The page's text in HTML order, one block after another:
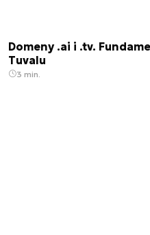
Domeny .ai i .tv.
Tuvalu
3 min.